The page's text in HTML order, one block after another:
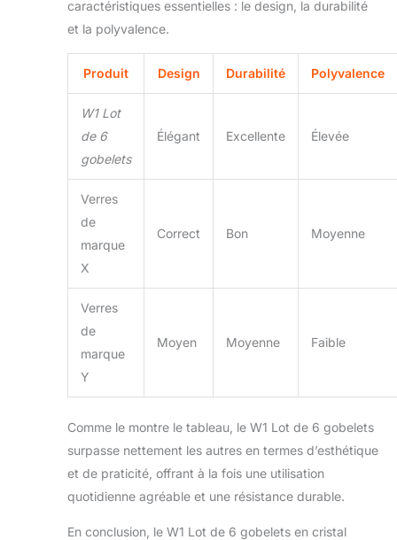
caractéristiques essentielles : le design, la durabilité
et la polyvalence.
Produit Design Durabilité Polyvalence
W1 Lot
de 6
gobelets
Élégant Excellente Élevée
Verres
de
marque
X
Correct Bon Moyenne
Verres
de
marque
Y
Moyen Moyenne Faible
Comme le montre le tableau, le W1 Lot de 6 gobelets
surpasse nettement les autres en termes d’esthétique
et de praticité, offrant à la fois une utilisation
quotidienne agréable et une résistance durable.
En conclusion, le W1 Lot de 6 gobelets en cristal